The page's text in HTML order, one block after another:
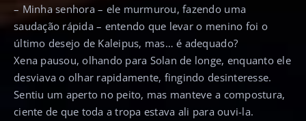
– Minha senhora – ele murmurou, fazendo uma
saudação rápida – entendo que levar o menino foi o
último desejo de Kaleipus, mas… é adequado?
Xena pausou, olhando para Solan de longe, enquanto ele
desviava o olhar rapidamente, fingindo desinteresse.
Sentiu um aperto no peito, mas manteve a compostura,
ciente de que toda a tropa estava ali para ouvi-la.